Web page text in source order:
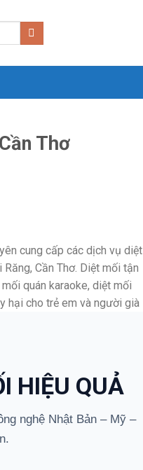
Thơ
cung cấp các dịch vụ diệt
Cần Thơ. Diệt mối tận
quán karaoke, diệt mối
hại cho trẻ em và người già
HIỆU QUẢ
nghệ Nhật Bản – Mỹ –